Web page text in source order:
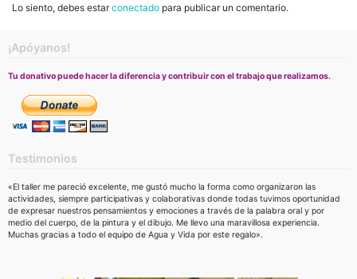
Lo siento, debes estarconectado para publicar un comentario.
¡Apóyanos!
Tu donativo puede hacer la diferencia y contribuir con el trabajo que realizamos.
Testimonios
«El taller me pareció excelente, me gustó mucho la forma como organizaron las
actividades, siempre participativas y colaborativas donde todas tuvimos oportunidad
de expresar nuestros pensamientos y emociones a través de la palabra oral y por
medio del cuerpo, de la pintura y el dibujo. Me llevo una maravillosa experiencia.
Muchas gracias a todo el equipo de Agua y Vida por este regalo».